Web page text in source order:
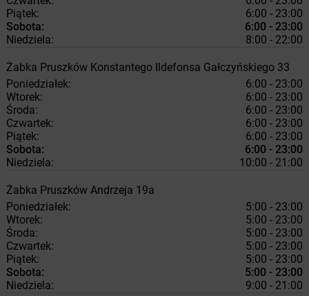
Piątek:
6:00 - 23:00
Sobota:
6:00 - 23:00
Niedziela:
8:00 - 22:00
Żabka Pruszków Konstantego Ildefonsa Gałczyńskiego 33
Poniedziałek:
6:00 - 23:00
Wtorek:
6:00 - 23:00
Środa:
6:00 - 23:00
Czwartek:
6:00 - 23:00
Piątek:
6:00 - 23:00
Sobota:
6:00 - 23:00
Niedziela:
10:00 - 21:00
Żabka Pruszków Andrzeja 19a
Poniedziałek:
5:00 - 23:00
Wtorek:
5:00 - 23:00
Środa:
5:00 - 23:00
Czwartek:
5:00 - 23:00
Piątek:
5:00 - 23:00
Sobota:
5:00 - 23:00
Niedziela:
9:00 - 21:00